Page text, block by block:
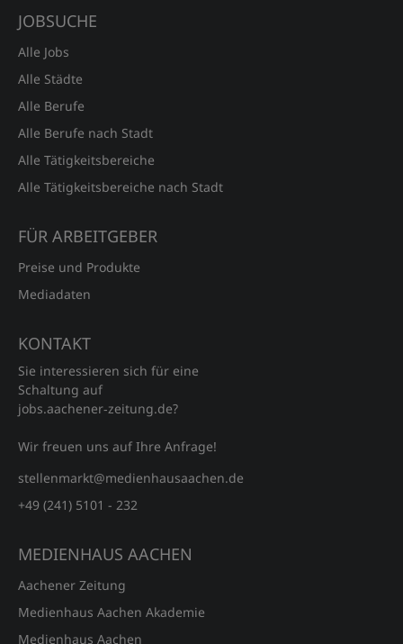
JOBSUCHE
Alle Jobs
Alle Städte
Alle Berufe
Alle Berufe nach Stadt
Alle Tätigkeitsbereiche
Alle Tätigkeitsbereiche nach Stadt
FÜR ARBEITGEBER
Preise und Produkte
Mediadaten
KONTAKT
Sie interessieren sich für eine
Schaltung auf
jobs.aachener‑zeitung.de?
Wir freuen uns auf Ihre Anfrage!
stellenmarkt@medienhausaachen.de
+49 (241) 5101 - 232
MEDIENHAUS AACHEN
Aachener Zeitung
Medienhaus Aachen Akademie
Medienhaus Aachen